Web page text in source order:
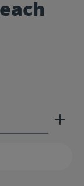
Wert ein